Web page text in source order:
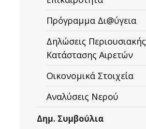
Πρόγραμμα Δι@ύγεια
Δηλώσεις Περιουσιακής
Κατάστασης Αιρετών
Οικονομικά Στοιχεία
Αναλύσεις Νερού
Δημ. Συμβούλια